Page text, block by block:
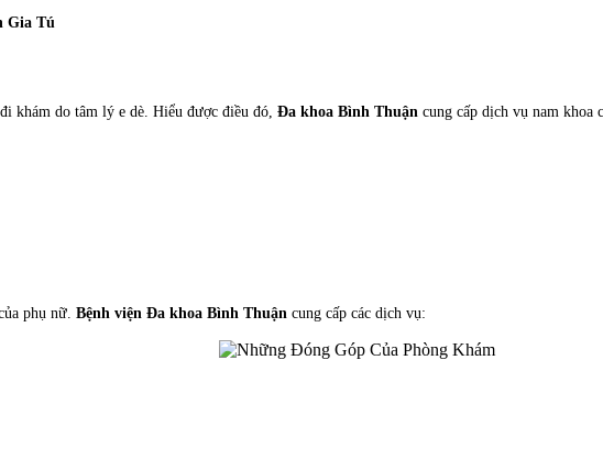
Gia Tú
khám do tâm lý e dè. Hiểu được điều đó, Đa khoa Bình Thuận cung cấp dịch vụ nam khoa
phụ nữ. Bệnh viện Đa khoa Bình Thuận cung cấp các dịch vụ: